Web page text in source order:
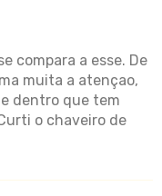
compara a esse. De
muita a atençao,
dentro que tem
o chaveiro de